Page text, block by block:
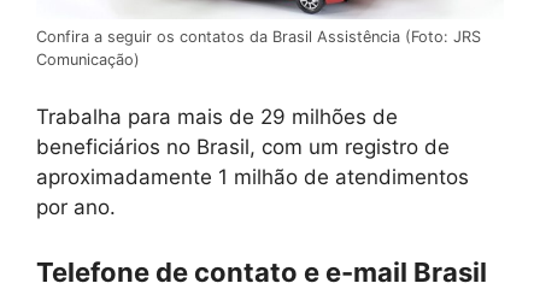
Confira a seguir os contatos da Brasil Assistência (Foto: JRS
Comunicação)
Trabalha para mais de 29 milhões de
beneficiários no Brasil, com um registro de
aproximadamente 1 milhão de atendimentos
por ano.
Telefone de contato e e-mail Brasil